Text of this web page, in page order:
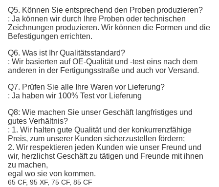
Q5. Können Sie entsprechend den Proben produzieren?
: Ja können wir durch Ihre Proben oder technischen
Zeichnungen produzieren. Wir können die Formen und die
Befestigungen errichten.
Q6. Was ist Ihr Qualitätsstandard?
: Wir basierten auf OE-Qualität und -test eins nach dem
anderen in der Fertigungsstraße und auch vor Versand.
Q7. Prüfen Sie alle Ihre Waren vor Lieferung?
: Ja haben wir 100% Test vor Lieferung
Q8: Wie machen Sie unser Geschäft langfristiges und
gutes Verhältnis?
: 1. Wir halten gute Qualität und der konkurrenzfähige
Preis, zum unserer Kunden sicherzustellen fördern;
2. Wir respektieren jeden Kunden wie unser Freund und
wir, herzlichst Geschäft zu tätigen und Freunde mit ihnen
zu machen,
egal wo sie von kommen.
65 CF, 95 XF, 75 CF, 85 CF